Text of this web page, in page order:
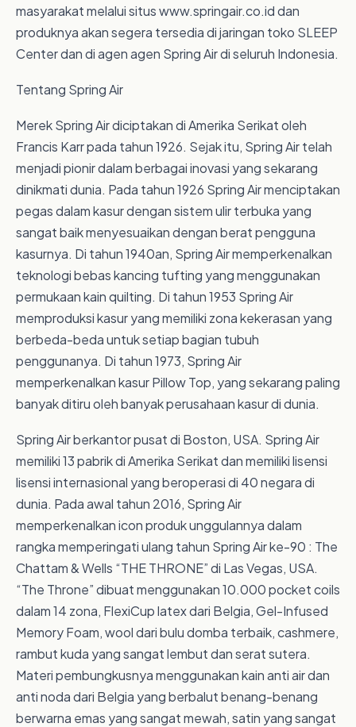
masyarakat melalui situs www.springair.co.id dan
produknya akan segera tersedia di jaringan toko SLEEP
Center dan di agen agen Spring Air di seluruh Indonesia.
Tentang Spring Air
Merek Spring Air diciptakan di Amerika Serikat oleh
Francis Karr pada tahun 1926. Sejak itu, Spring Air telah
menjadi pionir dalam berbagai inovasi yang sekarang
dinikmati dunia. Pada tahun 1926 Spring Air menciptakan
pegas dalam kasur dengan sistem ulir terbuka yang
sangat baik menyesuaikan dengan berat pengguna
kasurnya. Di tahun 1940an, Spring Air memperkenalkan
teknologi bebas kancing tufting yang menggunakan
permukaan kain quilting. Di tahun 1953 Spring Air
memproduksi kasur yang memiliki zona kekerasan yang
berbeda-beda untuk setiap bagian tubuh
penggunanya. Di tahun 1973, Spring Air
memperkenalkan kasur Pillow Top, yang sekarang paling
banyak ditiru oleh banyak perusahaan kasur di dunia.
Spring Air berkantor pusat di Boston, USA. Spring Air
memiliki 13 pabrik di Amerika Serikat dan memiliki lisensi
lisensi internasional yang beroperasi di 40 negara di
dunia. Pada awal tahun 2016, Spring Air
memperkenalkan icon produk unggulannya dalam
rangka memperingati ulang tahun Spring Air ke-90 : The
Chattam & Wells “THE THRONE” di Las Vegas, USA.
“The Throne” dibuat menggunakan 10.000 pocket coils
dalam 14 zona, FlexiCup latex dari Belgia, Gel-Infused
Memory Foam, wool dari bulu domba terbaik, cashmere,
rambut kuda yang sangat lembut dan serat sutera.
Materi pembungkusnya menggunakan kain anti air dan
anti noda dari Belgia yang berbalut benang-benang
berwarna emas yang sangat mewah, satin yang sangat